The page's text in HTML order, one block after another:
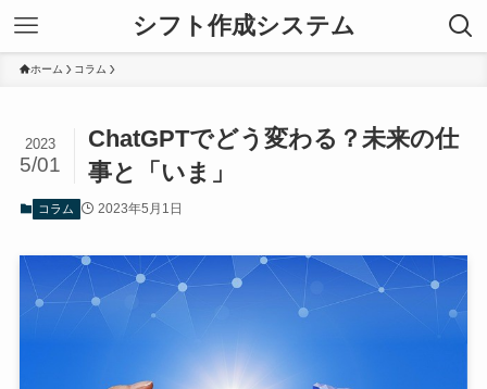
シフト作成システム
ホーム コラム
ChatGPTでどう変わる？未来の仕
事と「いま」
2023
5/01
コラム 2023年5月1日